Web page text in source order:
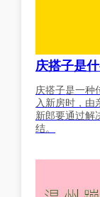
庆搭子是
庆搭子是一种
入新房时，由
新郎要通过解
结。